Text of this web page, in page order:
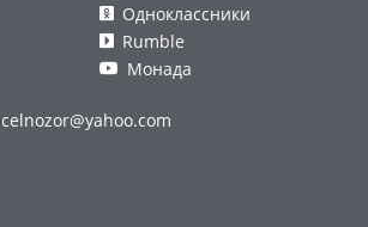
Одноклассники
Rumble
Монада
celnozor@yahoo.com